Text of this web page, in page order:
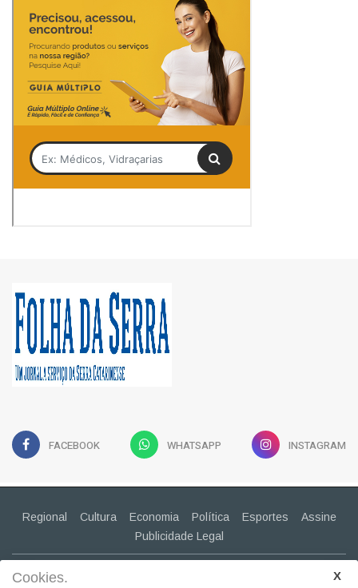
Cookies.
FACEBOOK WHATSAPP INSTAGRAM
Regional Cultura Economia Política Esportes
Assine
Publicidade Legal